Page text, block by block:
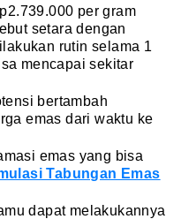
per gram
setara dengan
rutin selama 1
mencapai sekitar
bertambah
emas dari waktu ke
emas yang bisa
Tabungan Emas
dapat melakukannya